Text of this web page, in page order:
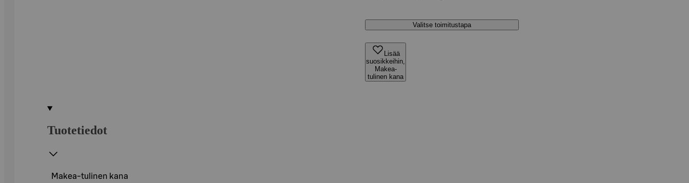
Valitse toimitustapa
Lisää
suosikkeihin,
Makea-
tulinen kana
Tuotetiedot
Makea-tulinen kana